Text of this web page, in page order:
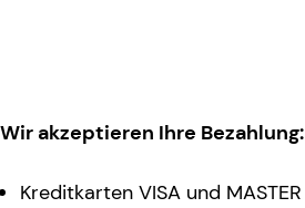
Wir akzeptieren Ihre Bezahlung:
Kreditkarten VISA und MASTER